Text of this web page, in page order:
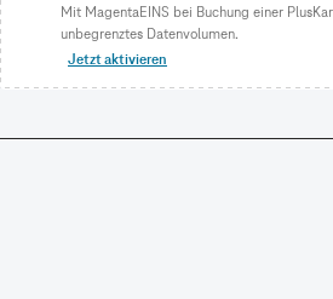
Mit MagentaEINS bei Buchung einer
unbegrenztes Datenvolumen.
Jetzt aktivieren